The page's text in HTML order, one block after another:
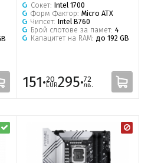
Сокет: Intel 1700
Форм Фактор: Micro ATX
Чипсет: Intel B760
Брой слотове за памет: 4
Капацитет на RAM: до 192 GB
151·20
EUR295·72
лв.